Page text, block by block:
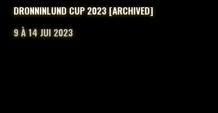
DRONNINLUND CUP 2023 [ARCHIVED]
9 À 14 JUI 2023